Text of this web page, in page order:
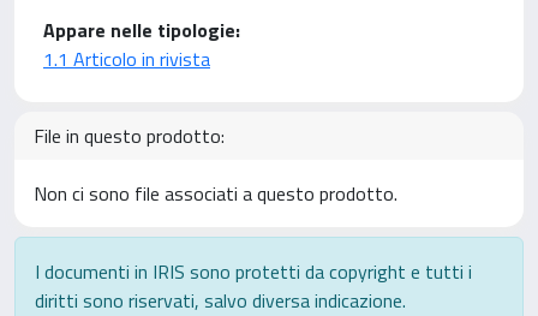
Appare nelle tipologie:
1.1 Articolo in rivista
File in questo prodotto:
Non ci sono file associati a questo prodotto.
I documenti in IRIS sono protetti da copyright e tutti i
diritti sono riservati, salvo diversa indicazione.